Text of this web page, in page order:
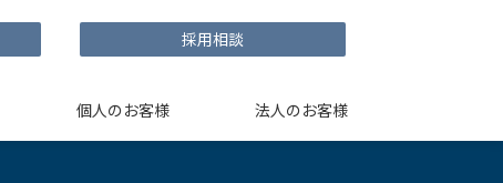
採用相談
個人のお客様 法人のお客様